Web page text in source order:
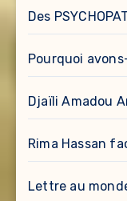
Des
Pourquoi
Djaïli Amadou
Rima Hassan
Lettre au